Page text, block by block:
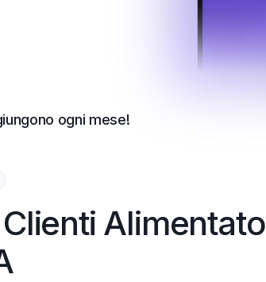
ogni mese!
Alimentato